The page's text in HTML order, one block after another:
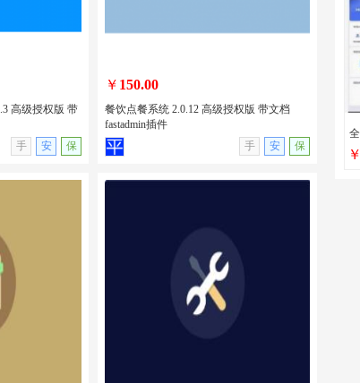
无演示 无演示
高级授权
高级授权版 带
手
安 保
餐饮点餐系统 2.0.12 高级授权版 带文档
￥ 150.00
餐饮点餐系统 2.0.12 高级授权版 带文档
fastadmin插件
手
安 保
￥